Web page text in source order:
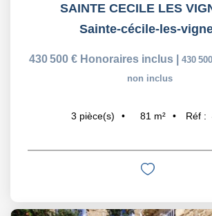
SAINTE CECILE LES
Sainte-cécile-les-
430 500 € Honoraires inclus 430
non inclus
3 pièce(s) 81 m² Réf :